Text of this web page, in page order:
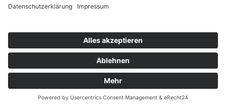
Öffnungszeiten
Das Unternehmen
Philosophie
Team